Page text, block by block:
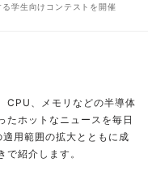
学生向けコンテストを開催
CPU、メモリなどの半導体
たホットなニュースを毎日
用範囲の拡大とともに成
紹介します。